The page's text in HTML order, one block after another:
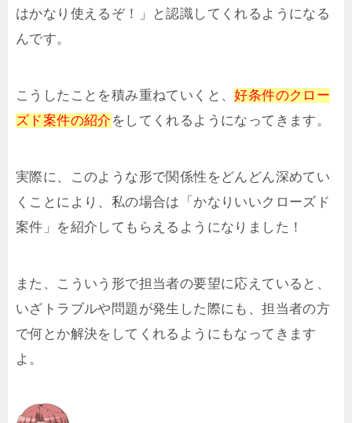
はかなり使えるぞ！」と認識してくれるようになる
んです。
こうしたことを積み重ねていくと、好条件のクロー
ズド案件の紹介 をしてくれるようになってきます。
実際に、このような形で関係性をどんどん深めてい
くことにより、私の場合は「かなりいいクローズド
案件」を紹介してもらえるようになりました！
また、こういう形で担当者の要望に応えていると、
いざトラブルや問題が発生した際にも、担当者の方
で何とか解決をしてくれるようにもなってきます
よ。